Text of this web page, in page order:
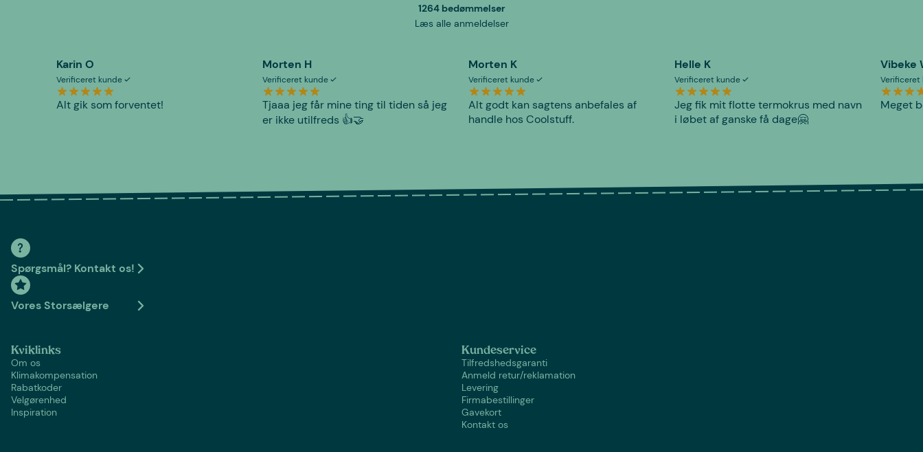
1264 bedømmelser
Læs alle anmeldelser
Karin O
Verificeret kunde
Alt gik som forventet!
Morten H
Verificeret kunde
Tjaaa jeg får mine ting til tiden så jeg
er ikke utilfreds 👍🤝
Morten K
Verificeret kunde
Alt godt kan sagtens anbefales af
handle hos Coolstuff.
Helle K
Verificeret kunde
Jeg fik mit flotte termokrus med navn
i løbet af ganske få dage🤗
Vibeke
Meget
Spørgsmål? Kontakt os!
Vores Storsælgere
Kviklinks
Om os
Klimakompensation
Rabatkoder
Velgørenhed
Inspiration
Kundeservice
Tilfredshedsgaranti
Anmeld retur/reklamation
Levering
Firmabestillinger
Gavekort
Kontakt os